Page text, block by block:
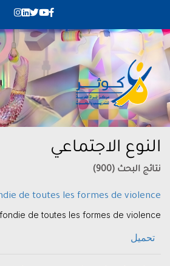
النوع الاجتماعي
نتائج البحث (900)
de toutes les formes de violence
de toutes les formes de violence
تحميل